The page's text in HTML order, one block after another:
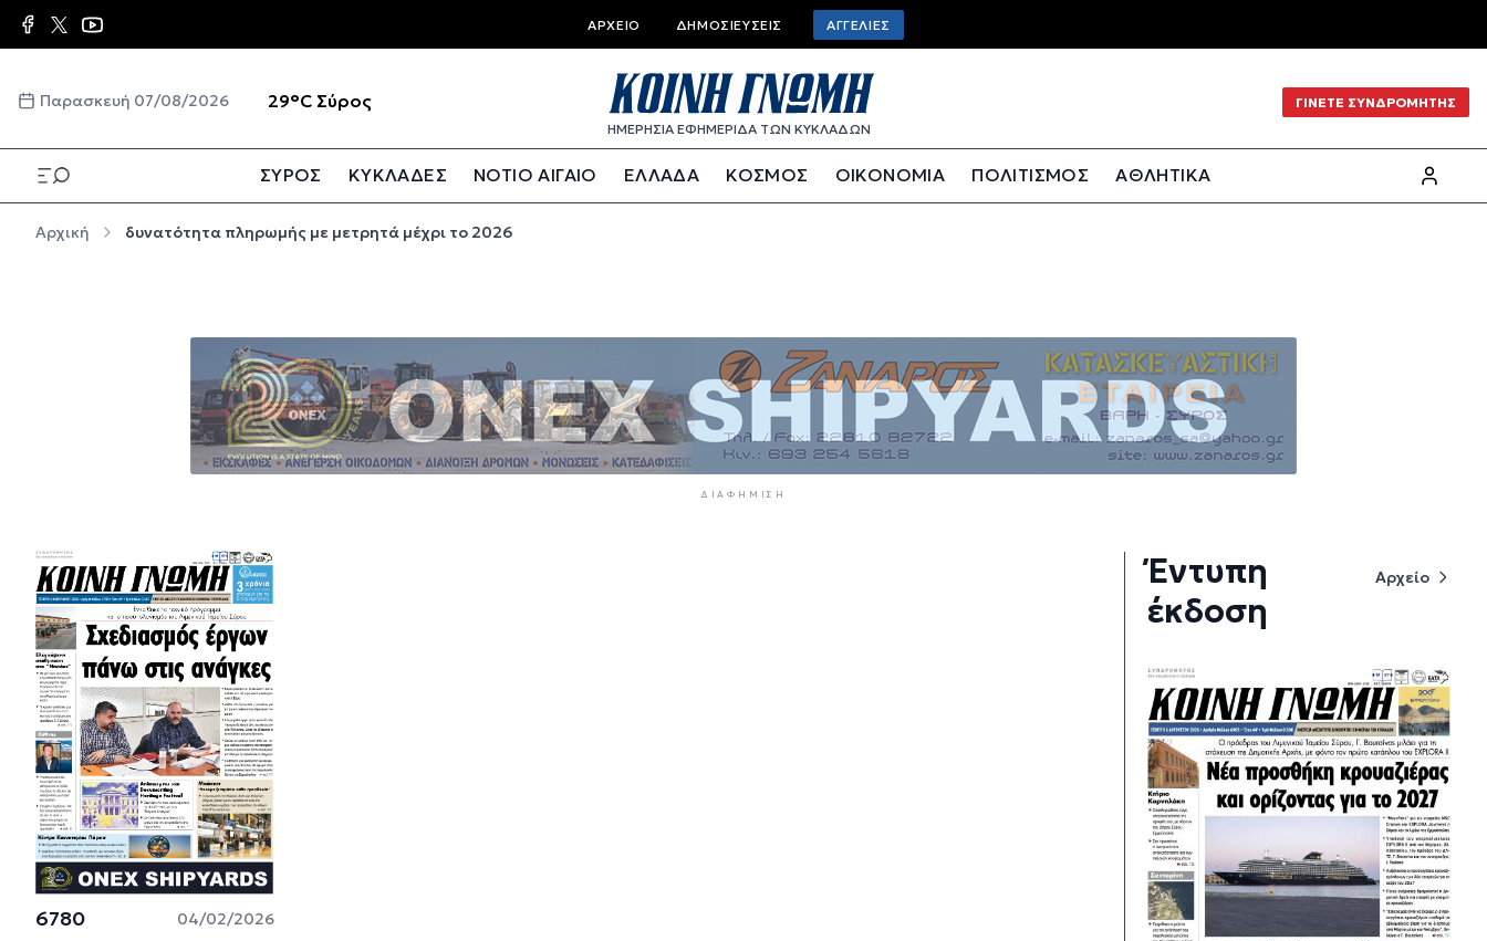
Παράκαμψη προς το κυρίως περιεχόμενο Top bar menu
ΑΡΧΕΊΟ ΔΗΜΟΣΙΕΎΣΕΙΣ ΑΓΓΕΛΊΕΣ
Παρασκευή 07/08/2026 29°C Σύρος
ΗΜΕΡΗΣΙΑ ΕΦΗΜΕΡΙΔΑ ΤΩΝ ΚΥΚΛΑΔΩΝ
ΓΙΝΕΤΕ ΣΥΝΔΡΟΜΗΤΗΣ
ΣΥΡΟΣ ΚΥΚΛΑΔΕΣ ΝΟΤΙΟ ΑΙΓΑΙΟ ΕΛΛΑΔΑ ΚΟΣΜΟΣ ΟΙΚΟΝΟΜΙΑ ΠΟΛΙΤΙΣΜΟΣ
ΑΘΛΗΤΙΚΑ
Αρχική δυνατότητα πληρωμής με μετρητά μέχρι το 2026
ΔΙΑΦΉΜΙΣΗ
6780 04/02/2026
Έντυπη
έκδοση
Αρχείο